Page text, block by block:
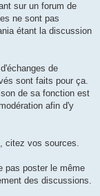
sur un forum de
ne sont pas
étant la discussion
de
sont faits pour ça.
de sa fonction est
afin d'y
citez vos sources.
pas poster le même
des discussions.